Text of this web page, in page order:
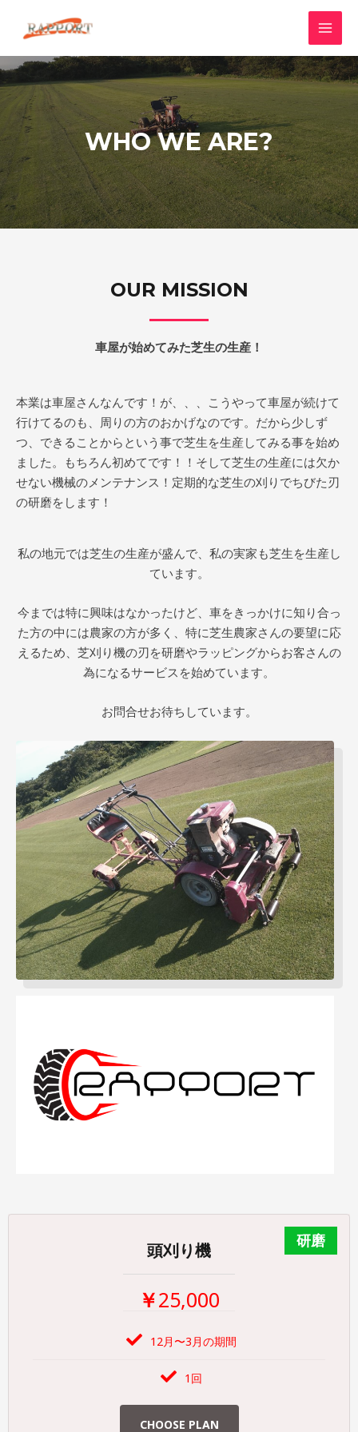
WHO WE ARE?
OUR MISSION
車屋が始めてみた芝生の生産！
本業は車屋さんなんです！が、、、こうやって車屋が続けて
行けてるのも、周りの方のおかげなのです。だから少しず
つ、できることからという事で芝生を生産してみる事を始め
ました。もちろん初めてです！！そして芝生の生産には欠か
せない機械のメンテナンス！定期的な芝生の刈りでちびた刃
の研磨をします！
私の地元では芝生の生産が盛んで、私の実家も芝生を生産し
ています。
今までは特に興味はなかったけど、車をきっかけに知り合っ
た方の中には農家の方が多く、特に芝生農家さんの要望に応
えるため、芝刈り機の刃を研磨やラッピングからお客さんの
為になるサービスを始めています。
お問合せお待ちしています。
頭刈り機
￥25,000
12月〜3月の期間
1回
CHOOSE PLAN